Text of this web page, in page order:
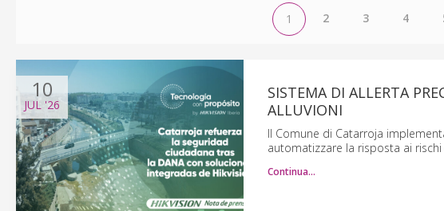
1 2 3 4
10
JUL '26
SISTEMA DI ALLERTA
ALLUVIONI
Il Comune di Catarroja
automatizzare la risposta ai
Continua…